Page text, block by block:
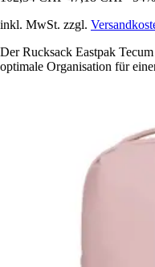
inkl. MwSt. zzgl.
Der Rucksack Eastpak
optimale Organisation für